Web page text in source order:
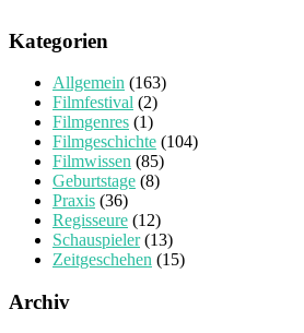
Kategorien
Allgemein (163)
Filmfestival (2)
Filmgenres (1)
Filmgeschichte (104)
Filmwissen (85)
Geburtstage (8)
Praxis (36)
Regisseure (12)
Schauspieler(13)
Zeitgeschehen (15)
Archiv